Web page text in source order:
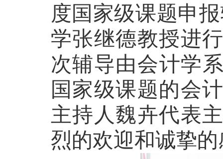
度国家级课题申
学张继德教授进
次辅导由会计学
国家级课题的会
主持人魏卉代表
烈的欢迎和诚挚